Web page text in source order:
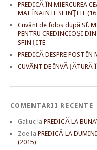
PREDICĂ ÎN MIERCUREA
MAI ÎNAINTE SFINŢITE
Cuvânt de folos după Sf.
PENTRU CREDINCIOŞI
SFINŢITE
PREDICĂ DESPRE POST ÎN
CUVÂNT DE ÎNVĂŢĂTURĂ
COMENTARII RECENTE
Galiuc la PREDICĂ LA
Zoe la PREDICĂ LA
(2015)